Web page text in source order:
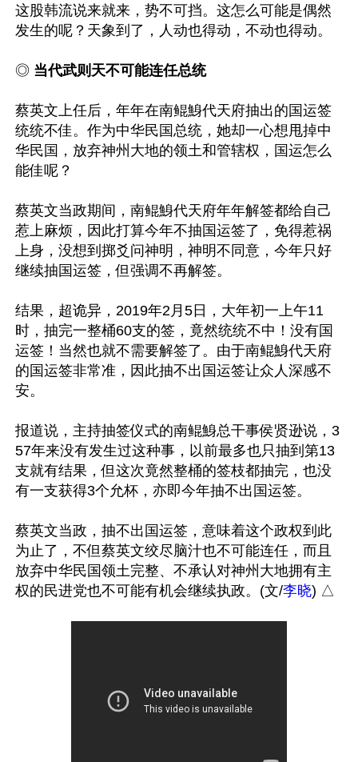
这股韩流说来就来，势不可挡。这怎么可能是偶然
发生的呢？天象到了，人动也得动，不动也得动。
◎ 当代武则天不可能连任总统
蔡英文上任后，年年在南鲲鯓代天府抽出的国运签
统统不佳。作为中华民国总统，她却一心想甩掉中
华民国，放弃神州大地的领土和管辖权，国运怎么
能佳呢？
蔡英文当政期间，南鲲鯓代天府年年解签都给自己
惹上麻烦，因此打算今年不抽国运签了，免得惹祸
上身，没想到掷爻问神明，神明不同意，今年只好
继续抽国运签，但强调不再解签。
结果，超诡异，2019年2月5日，大年初一上午11
时，抽完一整桶60支的签，竟然统统不中！没有国
运签！当然也就不需要解签了。由于南鲲鯓代天府
的国运签非常准，因此抽不出国运签让众人深感不
安。
报道说，主持抽签仪式的南鲲鯓总干事侯贤逊说，3
57年来没有发生过这种事，以前最多也只抽到第13
支就有结果，但这次竟然整桶的签枝都抽完，也没
有一支获得3个允杯，亦即今年抽不出国运签。
蔡英文当政，抽不出国运签，意味着这个政权到此
为止了，不但蔡英文绞尽脑汁也不可能连任，而且
放弃中华民国领土完整、不承认对神州大地拥有主
权的民进党也不可能有机会继续执政。(文/李晓